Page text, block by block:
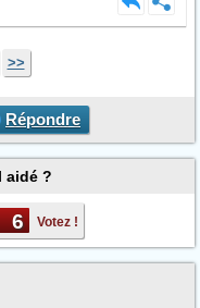
>>
Répondre
aidé ?
6 Votez !